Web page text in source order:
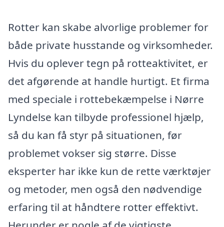
Rotter kan skabe alvorlige problemer for
både private husstande og virksomheder.
Hvis du oplever tegn på rotteaktivitet, er
det afgørende at handle hurtigt. Et firma
med speciale i rottebekæmpelse i Nørre
Lyndelse kan tilbyde professionel hjælp,
så du kan få styr på situationen, før
problemet vokser sig større. Disse
eksperter har ikke kun de rette værktøjer
og metoder, men også den nødvendige
erfaring til at håndtere rotter effektivt.